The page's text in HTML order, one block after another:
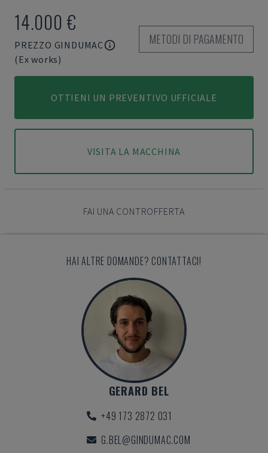
14.000 €
PREZZO GINDUMAC
(Ex works)
METODI DI PAGAMENTO
OTTIENI UN PREVENTIVO UFFICIALE
VISITA LA MACCHINA
FAI UNA CONTROFFERTA
HAI ALTRE DOMANDE? CONTATTACI!
GERARD BEL
+49 173 2872 031
G.BEL@GINDUMAC.COM